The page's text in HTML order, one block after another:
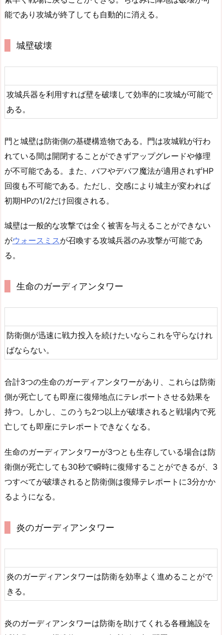
能であり攻城が終了しても自動的に消える。
城壁破壊
攻城兵器を利用すれば壁を破壊して効率的に攻城が可能で
ある。
門と城壁は防衛側の基礎構造物である。門は攻城戦が行わ
れている間は開閉することができずアップグレードや修理
が不可能である。また、バフやデバフ魔法が適用されずHP
回復も不可能である。ただし、交感により城主が変われば
初期HPの1/2だけ回復される。
城壁は一般的な攻撃では全く被害を与えることができない
がウォースミスが召喚する攻城兵器のみ攻撃が可能であ
る。
生命のガーディアンタワー
防衛側が迅速に戦力投入を続けたいならこれを守らなけれ
ばならない。
合計3つの生命のガーディアンタワーがあり、これらは防衛
側が死亡しても即座に復帰地点にテレポートさせる効果を
持つ。しかし、このうち2つ以上が破壊されると戦場内で死
亡しても即座にテレポートできなくなる。
生命のガーディアンタワーが3つとも生存している場合は防
衛側が死亡しても30秒で瞬時に復帰することができるが、3
つすべてが破壊されると防衛側は復帰テレポートに3分かか
るようになる。
炎のガーディアンタワー
炎のガーディアンタワーは防衛を効率よく進めることがで
きる。
炎のガーディアンタワーは防衛を助けてくれる各種施設を